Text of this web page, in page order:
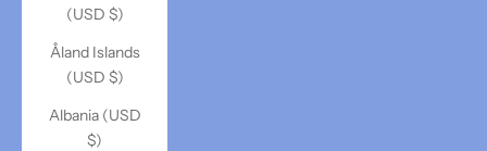
(USD $)
Åland Islands
(USD $)
Albania (USD
$)